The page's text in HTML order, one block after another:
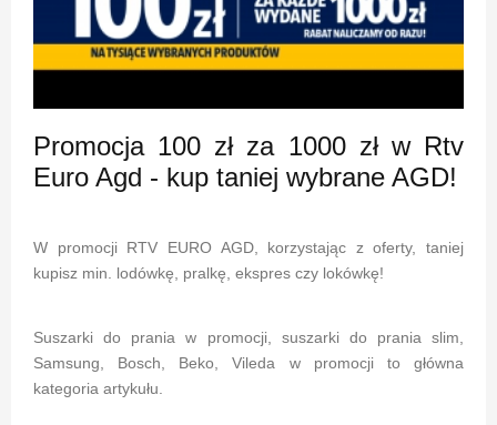
Promocja 100 zł za 1000 zł w Rtv
Euro Agd - kup taniej wybrane AGD!
W promocji RTV EURO AGD, korzystając z oferty, taniej
kupisz min. lodówkę, pralkę, ekspres czy lokówkę!
Suszarki do prania w promocji, suszarki do prania slim,
Samsung, Bosch, Beko, Vileda w promocji to główna
kategoria artykułu.